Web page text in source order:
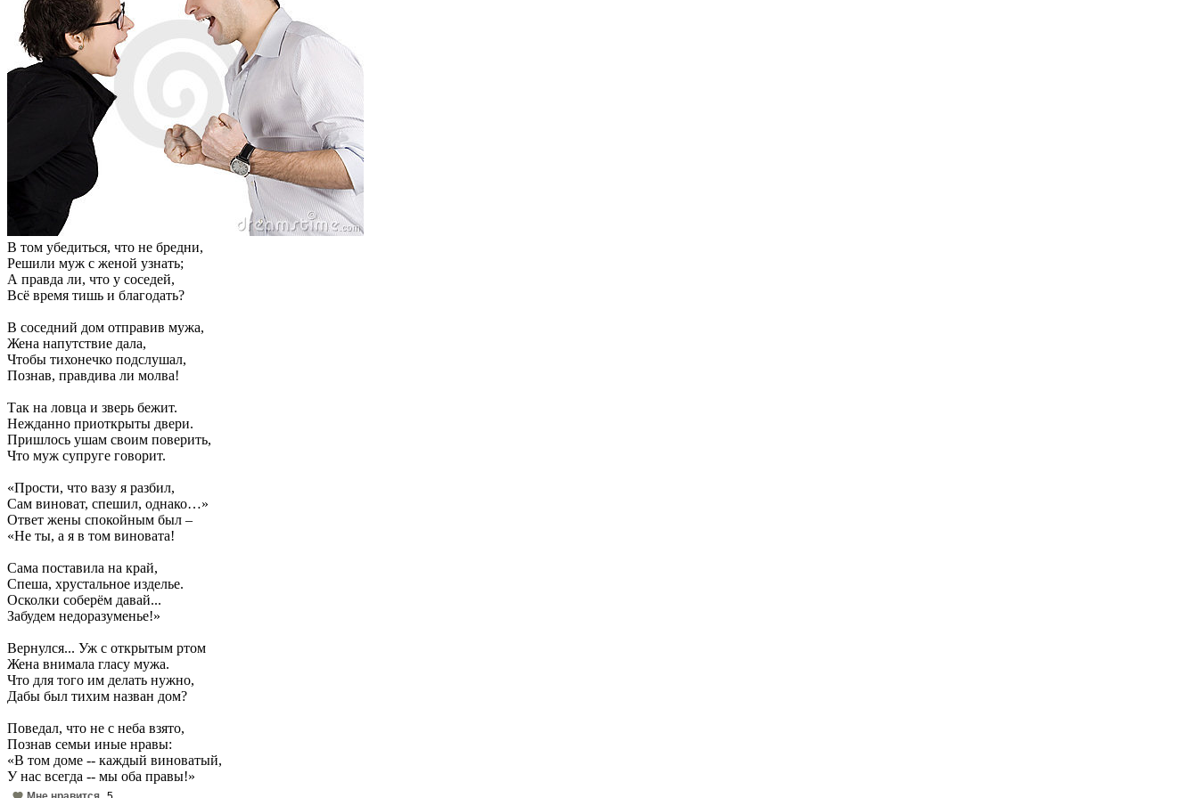
В том убедиться, что не бредни,
Решили муж с женой узнать;
А правда ли, что у соседей,
Всё время тишь и благодать?
В соседний дом отправив мужа,
Жена напутствие дала,
Чтобы тихонечко подслушал,
Познав, правдива ли молва!
Так на ловца и зверь бежит.
Нежданно приоткрыты двери.
Пришлось ушам своим поверить,
Что муж супруге говорит.
«Прости, что вазу я разбил,
Сам виноват, спешил, однако…»
Ответ жены спокойным был –
«Не ты, а я в том виновата!
Сама поставила на край,
Спеша, хрустальное изделье.
Осколки соберём давай...
Забудем недоразуменье!»
Вернулся... Уж с открытым ртом
Жена внимала гласу мужа.
Что для того им делать нужно,
Дабы был тихим назван дом?
Поведал, что не с неба взято,
Познав семьи иные нравы:
«В том доме -- каждый виноватый,
У нас всегда -- мы оба правы!»